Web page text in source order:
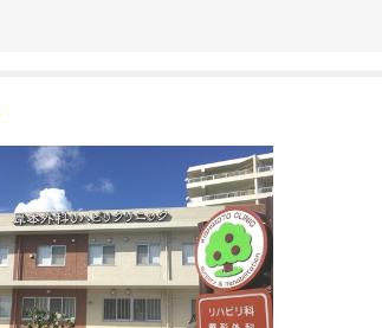
外科、消化器内科、肛門
外…